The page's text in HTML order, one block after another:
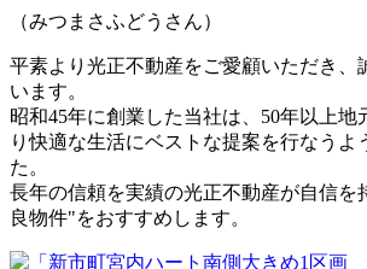
（みつまさふどうさん）
平素より光正不動産をご愛顧いただき、
います。
昭和45年に創業した当社は、50年以上地
り快適な生活にベストな提案を行なうよ
た。
長年の信頼を実績の光正不動産が自信を
良物件"をおすすめします。